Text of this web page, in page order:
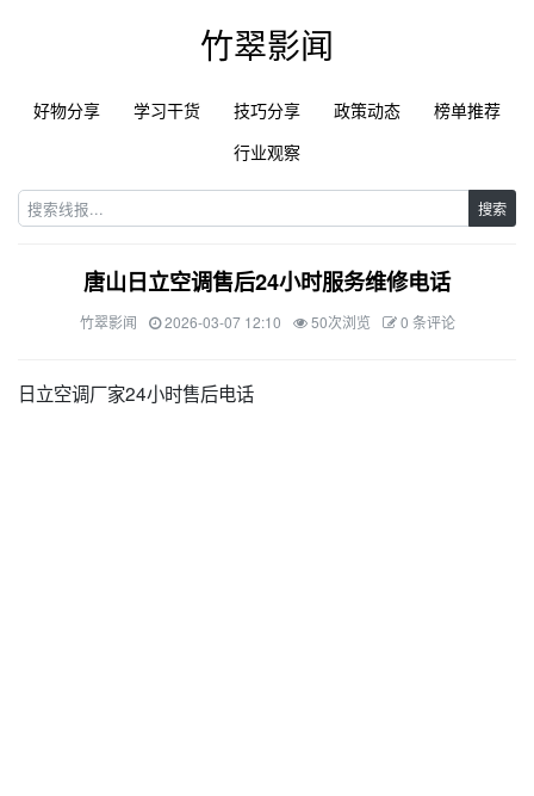
竹翠影闻
好物分享 学习干货 技巧分享 政策动态
榜单推荐
行业观察
搜索
唐山日立空调售后24小时服务维修电话
竹翠影闻 2026-03-07 12:10 50次浏览 0 条评论
日立空调厂家24小时售后电话